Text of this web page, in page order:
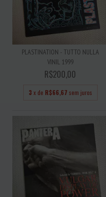
PLASTINATION - TUTTO NULLA
VINIL 1999
R$200,00
3 x de R$66,67 sem juros